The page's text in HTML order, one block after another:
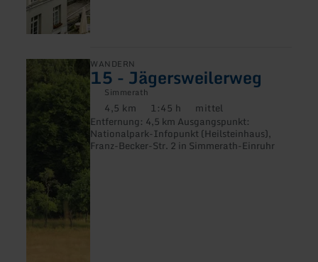
WANDERN
15 - Jägersweilerweg
Simmerath
Distanz:
4,5 km Dauer:
1:45 h Anforderung:
mittel
Entfernung: 4,5 km Ausgangspunkt:
Nationalpark-Infopunkt (Heilsteinhaus),
Franz-Becker-Str. 2 in Simmerath-Einruhr
erfahren
15
Jägersweilerweg